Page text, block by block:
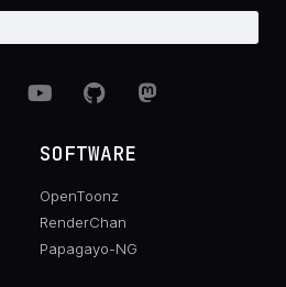
SOFTWARE
OpenToonz
RenderChan
Papagayo-NG